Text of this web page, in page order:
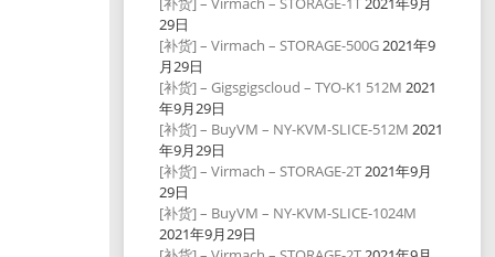
29日
[补货] – Virmach – STORAGE-500G2021年9
月29日
[补货] – Gigsgigscloud – TYO-K1 512M 2021
年9月29日
[补货] – BuyVM – NY-KVM-SLICE-512M 2021
年9月29日
[补货] – Virmach – STORAGE-2T2021年9月
29日
[补货] – BuyVM – NY-KVM-SLICE-1024M
2021年9月29日